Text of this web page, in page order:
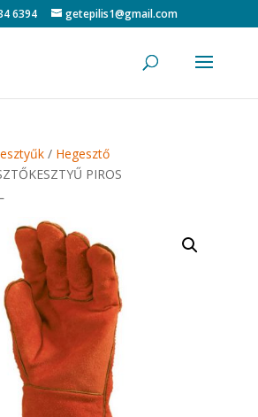
6394 getepilis1@gmail.com
/ Hegesztő
PIROS